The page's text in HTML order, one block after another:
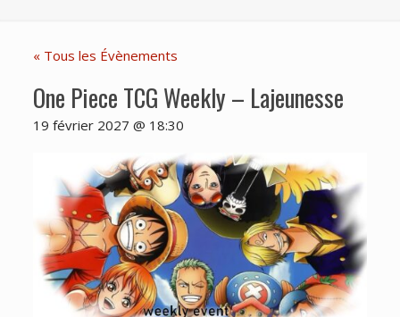
« Tous les Évènements
One Piece TCG Weekly – Lajeunesse
19 février 2027 @ 18:30